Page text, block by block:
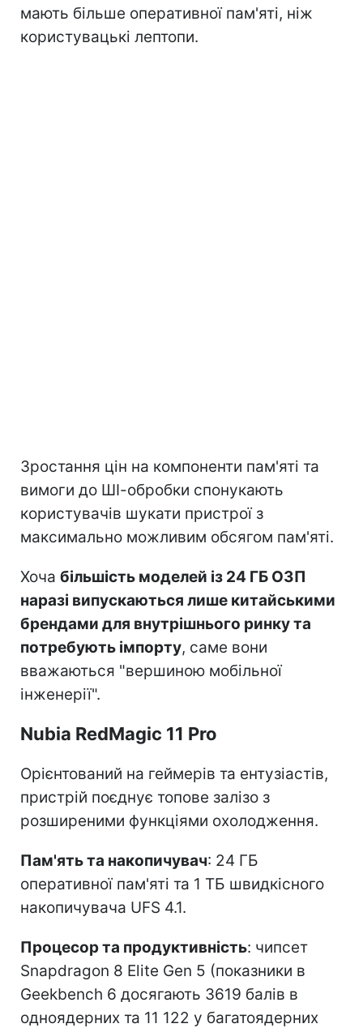
мають більше оперативної пам'яті, ніж
користувацькі лептопи.
Зростання цін на компоненти пам'яті та
вимоги до ШІ-обробки спонукають
користувачів шукати пристрої з
максимально можливим обсягом пам'яті.
Хоча більшість моделей із 24 ГБ ОЗП
наразі випускаються лише китайськими
брендами для внутрішнього ринку та
потребують імпорту, саме вони
вважаються "вершиною мобільної
інженерії".
Nubia RedMagic 11 Pro
Орієнтований на геймерів та ентузіастів,
пристрій поєднує топове залізо з
розширеними функціями охолодження.
Пам'ять та накопичувач: 24 ГБ
оперативної пам'яті та 1 ТБ швидкісного
накопичувача UFS 4.1.
Процесор та продуктивність: чипсет
Snapdragon 8 Elite Gen 5 (показники в
Geekbench 6 досягають 3619 балів в
одноядерних та 11 122 у багатоядерних